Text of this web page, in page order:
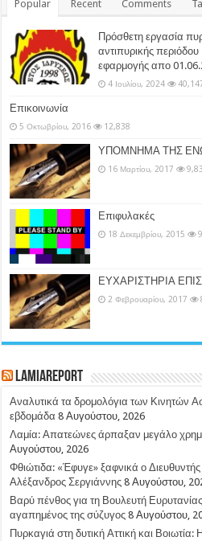
Popular Recent Comments
Πρόσθετη εργασία
αντιπυρικής
εφαρμογής απο
4 Ιουλίου, 2024
Επικοινωνία
5 Οκτωβρίου, 2016 12,838
ΥΠΟΜΝΗΜΑ ΤΗΣ
16 Μαρτίου, 2017
Επιφυλακές
18 Δεκεμβρίου, 2015
ΕΥΧΑΡΙΣΤΗΡΙΑ
2 Φεβρουαρίου, 2017
LamiaReport
Αναλυτικά τα δρομολόγια των Κινητών
εβδομάδα 8 Αυγούστου, 2026
Λαμία: Απατεώνες άρπαξαν μεγάλο
Αυγούστου, 2026
Φθιώτιδα: «Έφυγε» ξαφνικά ο
Αλέξανδρος Σεργιάννης 8 Αυγούστου,
Βαρύ πένθος για τη Βουλευτή
αγαπημένος της σύζυγος 8 Αυγούστου,
Πυρκαγιά στη δυτική Αττική και